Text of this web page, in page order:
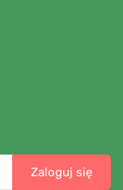
Zaloguj się